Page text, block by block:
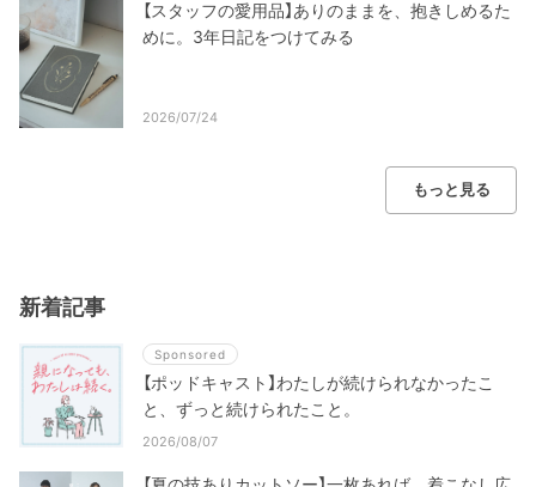
【スタッフの愛用品】ありのままを、抱きしめるた
めに。3年日記をつけてみる
2026/07/24
もっと見る
新着記事
Sponsored
【ポッドキャスト】わたしが続けられなかったこ
と、ずっと続けられたこと。
2026/08/07